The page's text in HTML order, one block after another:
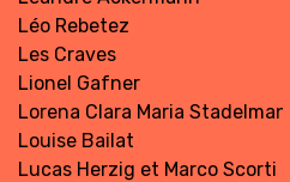
Léo Rebetez
Les Craves
Lionel Gafner
Lorena Clara Maria Stadelmann
Louise Bailat
Lucas Herzig et Marco Scorti